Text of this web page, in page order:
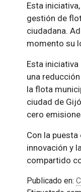
Esta
gestión de
ciudadana.
momento su
Esta
una
la flota
ciudad de
cero
Con la
innovación y
compartido
Publicado en: